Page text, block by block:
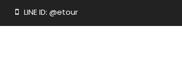
LINE ID: @etour